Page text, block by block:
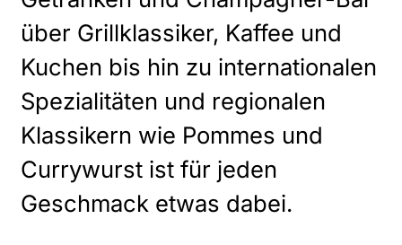
über Grillklassiker, Kaffee und
Kuchen bis hin zu internationalen
Spezialitäten und regionalen
Klassikern wie Pommes und
Currywurst ist für jeden
Geschmack etwas dabei.